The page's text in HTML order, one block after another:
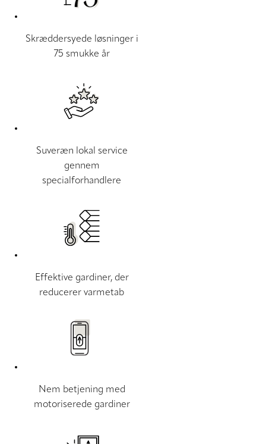
Skræddersyede løsninger i
75 smukke år
Suveræn lokal service
gennem
specialforhandlere
Effektive gardiner, der
reducerer varmetab
Nem betjening med
motoriserede gardiner